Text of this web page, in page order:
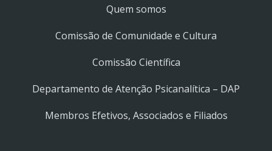
Quem somos
Comissão de Comunidade e Cultura
Comissão Científica
Departamento de Atenção Psicanalítica – DAP
Membros Efetivos, Associados e Filiados